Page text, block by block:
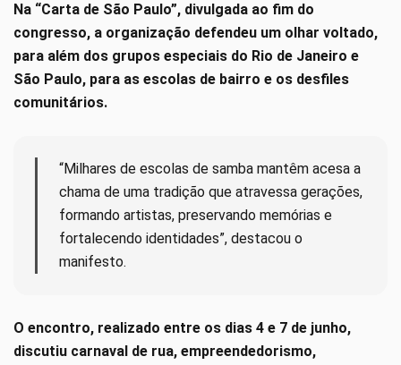
Na “Carta de São Paulo”, divulgada ao fim do
congresso, a organização defendeu um olhar voltado,
para além dos grupos especiais do Rio de Janeiro e
São Paulo, para as escolas de bairro e os desfiles
comunitários.
“Milhares de escolas de samba mantêm acesa a
chama de uma tradição que atravessa gerações,
formando artistas, preservando memórias e
fortalecendo identidades”, destacou o
manifesto.
O encontro, realizado entre os dias 4 e 7 de junho,
discutiu carnaval de rua, empreendedorismo,